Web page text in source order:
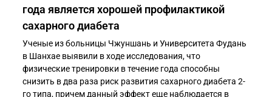
года является хорошей профилактикой
сахарного диабета
Ученые из больницы Чжуншань и Университета Фудань
в Шанхае выявили в ходе исследования, что
физические тренировки в течение года способны
снизить в два раза риск развития сахарного диабета 2-
го типа, причем данный эффект еще наблюдается в